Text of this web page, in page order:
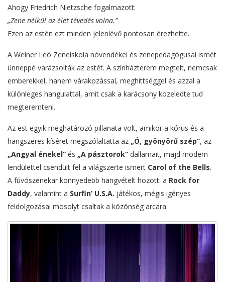
Ahogy Friedrich Nietzsche fogalmazott:
„Zene nélkül az élet tévedés volna.”
Ezen az estén ezt minden jelenlévő pontosan érezhette.
A Weiner Leó Zeneiskola növendékei és zenepedagógusai ismét
ünneppé varázsolták az estét. A színházterem megtelt, nemcsak
emberekkel, hanem várakozással, meghittséggel és azzal a
különleges hangulattal, amit csak a karácsony közeledte tud
megteremteni.
Az est egyik meghatározó pillanata volt, amikor a kórus és a
hangszeres kíséret megszólaltatta az „Ó, gyönyörű szép”, az
„Angyal énekel” és „A pásztorok” dallamait, majd modern
lendülettel csendült fel a világszerte ismert Carol of the Bells.
A fúvószenekar könnyedebb hangvételt hozott: a Rock for
Daddy, valamint a Surfin’ U.S.A. játékos, mégis igényes
feldolgozásai mosolyt csaltak a közönség arcára.